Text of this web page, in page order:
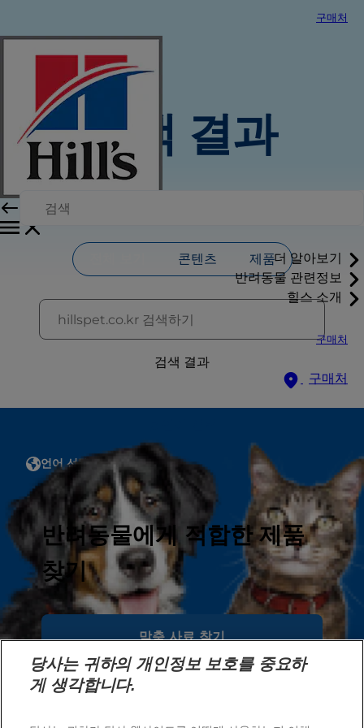
구매처
더 알아보기
반려동물 관련정보
힐스 소개
구매처
구매처
반려동물에게 적합한 제품
찾기
맞춤 사료 찾기
검색 결과
콘텐츠 제품
검색 결과
언어 선택
자료
문의하기
사이트맵
당사 사이트
Hil's Vet
채용
당사는 귀하의 개인정보 보호를 중요하
게 생각합니다.